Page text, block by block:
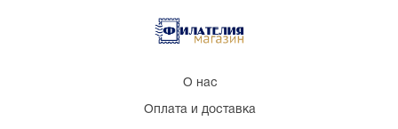
О нас
Оплата и доставка